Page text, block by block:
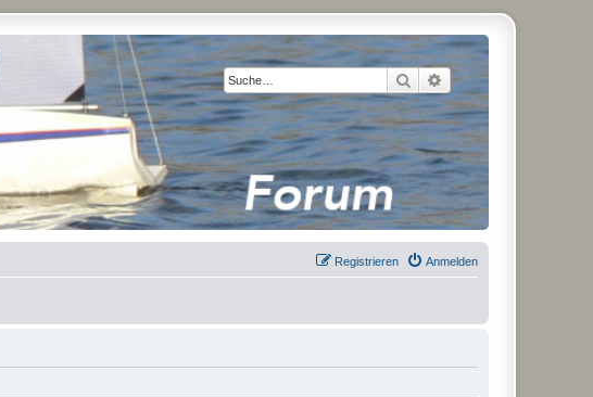
Suche Erweiterte Suche
Anmelden
Registrieren